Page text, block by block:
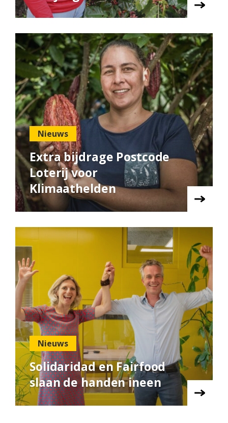
Nieuws
Extra bijdrage Postcode
Loterij voor
Klimaathelden
Nieuws
Solidaridad en Fairfood
slaan de handen ineen